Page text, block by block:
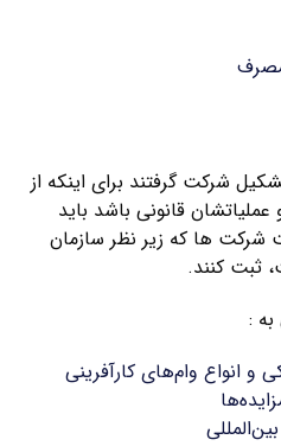
شرکت گرفتند برای اینکه از
قانونی باشد باید
شرکت‌ ها که زیر نظر سازمان
ثبت کنند.
:
و انواع وام‌های کارآفرینی